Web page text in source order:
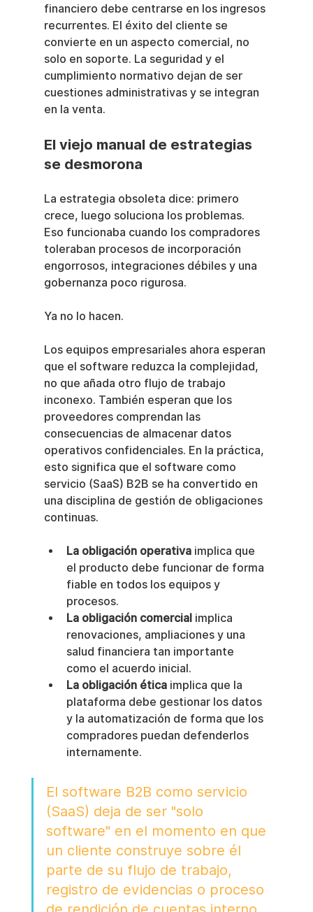
financiero debe centrarse en los ingresos
recurrentes. El éxito del cliente se
convierte en un aspecto comercial, no
solo en soporte. La seguridad y el
cumplimiento normativo dejan de ser
cuestiones administrativas y se integran
en la venta.
El viejo manual de estrategias
se desmorona
La estrategia obsoleta dice: primero
crece, luego soluciona los problemas.
Eso funcionaba cuando los compradores
toleraban procesos de incorporación
engorrosos, integraciones débiles y una
gobernanza poco rigurosa.
Ya no lo hacen.
Los equipos empresariales ahora esperan
que el software reduzca la complejidad,
no que añada otro flujo de trabajo
inconexo. También esperan que los
proveedores comprendan las
consecuencias de almacenar datos
operativos confidenciales. En la práctica,
esto significa que el software como
servicio (SaaS) B2B se ha convertido en
una disciplina de gestión de obligaciones
continuas.
La obligación operativa implica que
el producto debe funcionar de forma
fiable en todos los equipos y
procesos.
La obligación comercial implica
renovaciones, ampliaciones y una
salud financiera tan importante
como el acuerdo inicial.
La obligación ética implica que la
plataforma debe gestionar los datos
y la automatización de forma que los
compradores puedan defenderlos
internamente.
El software B2B como servicio
(SaaS) deja de ser "solo
software" en el momento en que
un cliente construye sobre él
parte de su flujo de trabajo,
registro de evidencias o proceso